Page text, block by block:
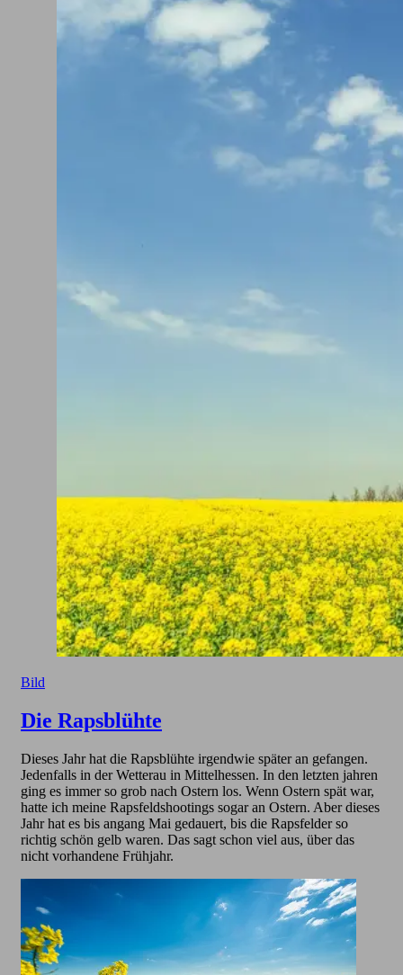
Bild
Die Rapsblühte
Dieses Jahr hat die Rapsblühte irgendwie später an gefangen.
Jedenfalls in der Wetterau in Mittelhessen. In den letzten jahren
ging es immer so grob nach Ostern los. Wenn Ostern spät war,
hatte ich meine Rapsfeldshootings sogar an Ostern. Aber dieses
Jahr hat es bis angang Mai gedauert, bis die Rapsfelder so
richtig schön gelb waren. Das sagt schon viel aus, über das
nicht vorhandene Frühjahr.